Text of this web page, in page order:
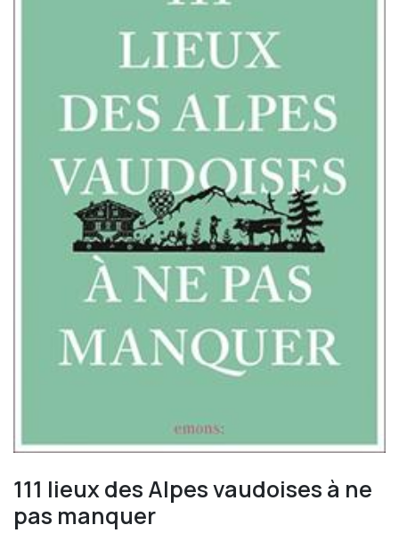
111 lieux des Alpes vaudoises à ne
pas manquer